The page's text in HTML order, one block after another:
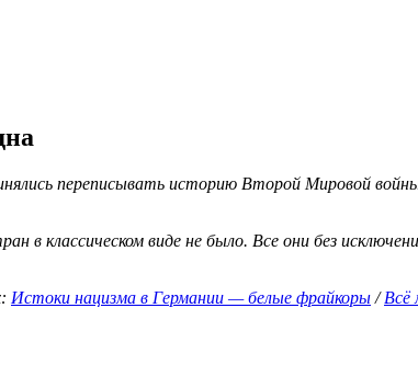
переписывать историю Второй Мировой
в классическом виде не было. Все они без
Истоки нацизма в Германии — белые фрайкоры /Всё